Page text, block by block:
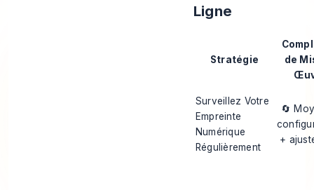
Ligne
Stratégie
de
Surveillez Votre
Empreinte
Numérique
Régulièrement
🔄
+